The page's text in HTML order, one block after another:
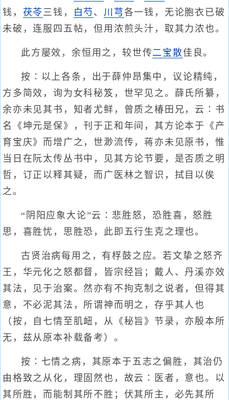
钱， 茯苓三钱， 白芍 、 川芎各一钱，无论胞衣已破
未破，连服四五帖，但用浓煎头汁，取其力浓也。
此方屡效，余恒用之，较世传二宝散佳良。
按∶以上各条，出于薛仲昂集中，议论精纯，
方多简效，询为女科秘笈，世罕见之。薛氏所纂，
余亦未见其书，知者尤鲜，曾质之椿田兄，云∶书
名《坤元是保》，刊于正和年间，其方论本于《产
育宝庆》而增广之，世渺流传，蒋亦未见原书，惟
当日在阮太传丛书中，见其方论节要，是否质之明
哲，订正以释其疑，而广医林之智识，拭目以俟
之。
“阴阳应象大论”云∶悲胜怒，恐胜喜，怒胜
思，喜胜忧，思胜恐，此即五行生克之理也。
古贤治病每用之，有桴鼓之应。若文挚之怒齐
王，华元化之怒都督，皆宗经旨；戴人、丹溪亦效
其法，见于治案。然亦有不拘克制之说者，但得其
意，不必泥其法，所谓神而明之，存乎其人也
（按，自七情至肌衄，从《秘旨》节录，亦殷本所
无，兹从原本补载备考）。
按∶七情之病，其原本于五志之偏胜，其治仍
由格致之从化，理固然也，故云∶医者，意也。以
其所胜，而能制其所不胜；伏其所主，必先其所